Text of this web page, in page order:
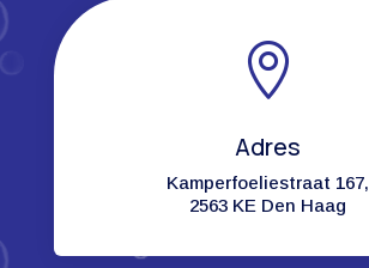

Adres
Kamperfoeliestraat 167,
2563 KE Den Haag